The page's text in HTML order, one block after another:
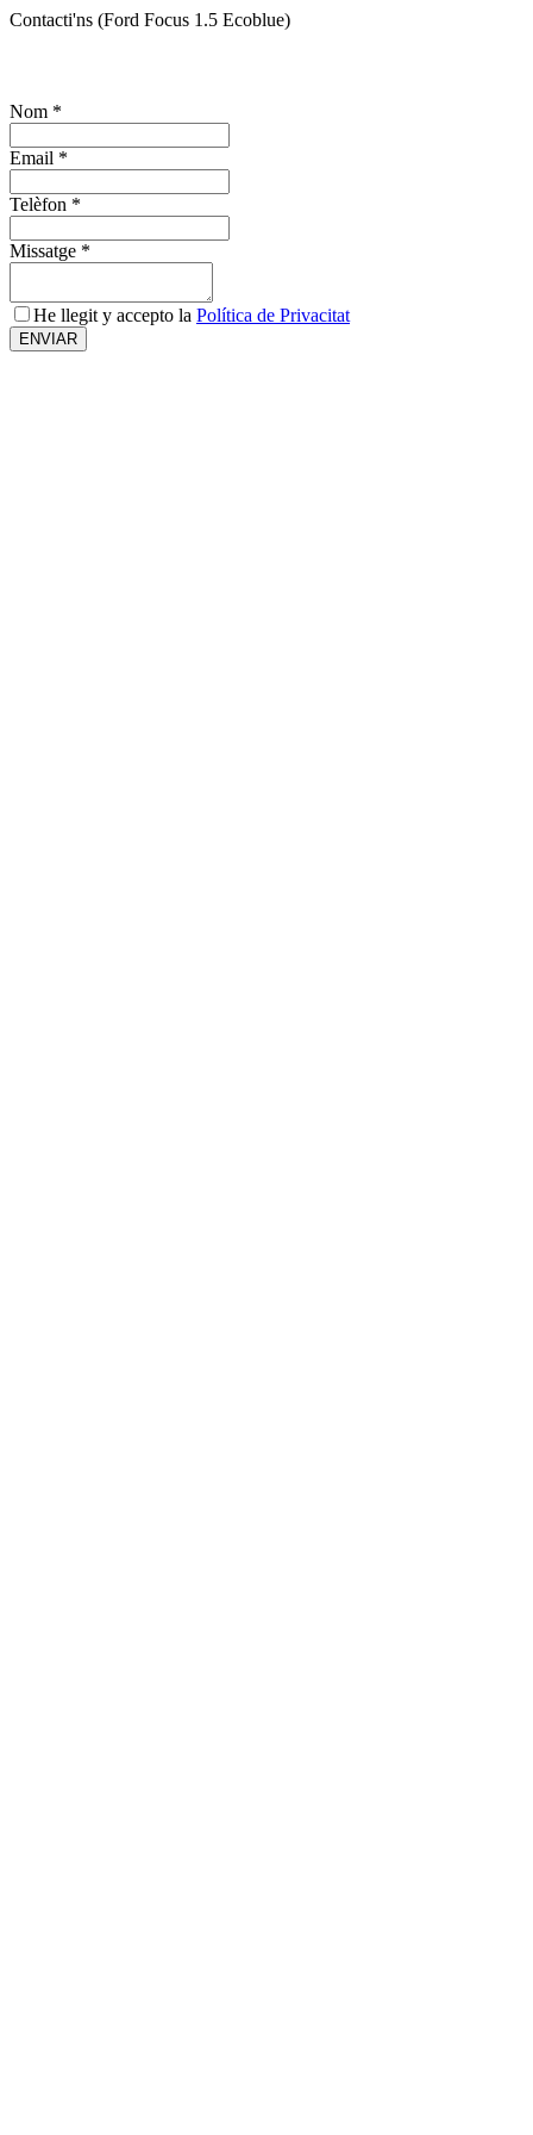
Contacti'ns (Ford Focus 1.5 Ecoblue)
Nom *
Email *
Telèfon *
Missatge *
He llegit y accepto la Política de Privacitat
ENVIAR